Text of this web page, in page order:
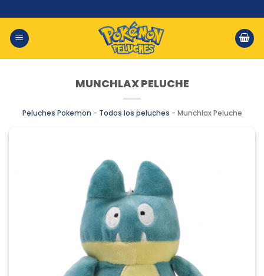
al
contenido
MUNCHLAX PELUCHE
Peluches Pokemon - Todos los peluches - Munchlax Peluche